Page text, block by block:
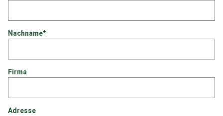
Nachname*
Firma
Adresse